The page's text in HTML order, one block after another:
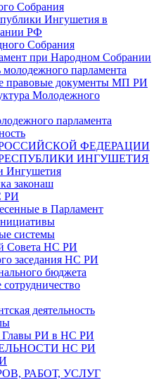
Собрания
Ингушетия в
РФ
Собрания
при Народном Собрании
молодежного парламента
правовые документы МП РИ
Молодежного
парламента
ФЕДЕРАЦИИ
ИНГУШЕТИЯ
Ингушетия
законаш
РИ
в Парламент
системы
Совета НС РИ
заседания НС РИ
бюджета
деятельность
Главы РИ в НС РИ
НС РИ
РАБОТ, УСЛУГ